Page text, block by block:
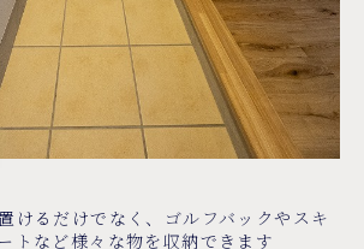
けるだけでなく、ゴルフバックやスキ
トなど様々な物を収納できます